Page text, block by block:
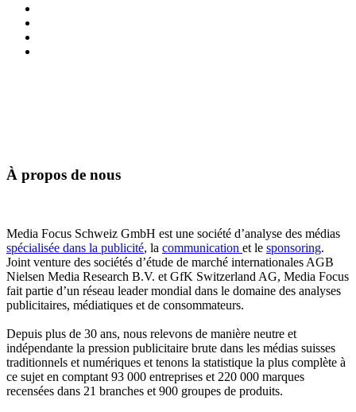
À propos de nous
Media Focus Schweiz GmbH est une société d’analyse des médias
spécialisée dans la publicité, la communication et le sponsoring.
Joint venture des sociétés d’étude de marché internationales AGB
Nielsen Media Research B.V. et GfK Switzerland AG, Media Focus
fait partie d’un réseau leader mondial dans le domaine des analyses
publicitaires, médiatiques et de consommateurs.
Depuis plus de 30 ans, nous relevons de manière neutre et
indépendante la pression publicitaire brute dans les médias suisses
traditionnels et numériques et tenons la statistique la plus complète à
ce sujet en comptant 93 000 entreprises et 220 000 marques
recensées dans 21 branches et 900 groupes de produits.